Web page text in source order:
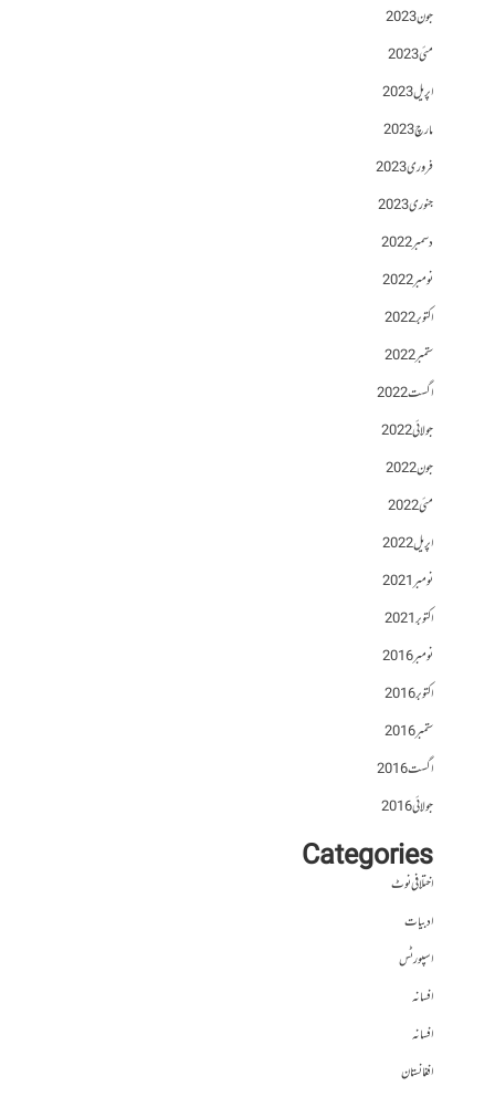
جون 2023
مئی 2023
اپریل 2023
مارچ 2023
فروری 2023
جنوری 2023
دسمبر 2022
نومبر 2022
اکتوبر 2022
ستمبر 2022
اگست 2022
جولائی 2022
جون 2022
مئی 2022
اپریل 2022
نومبر 2021
اکتوبر 2021
نومبر 2016
اکتوبر 2016
ستمبر 2016
اگست 2016
جولائی 2016
Categories
اختلافی نوٹ
ادبیات
اسپورٹس
افسانہ
افسانہ
افغانستان